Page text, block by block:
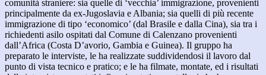
comunità straniere: sia quelle di ‘vecchia’ immigrazione, provenienti
principalmente da ex-Jugoslavia e Albania; sia quelli di più recente
immigrazione di tipo ‘economico’ (dal Brasile e dalla Cina), sia tra i
richiedenti asilo ospitati dal Comune di Calenzano provenienti
dall’Africa (Costa D’avorio, Gambia e Guinea). Il gruppo ha
preparato le interviste, le ha realizzate suddividendosi il lavoro dal
punto di vista tecnico e pratico; e le ha filmate, montate, ed i risultati